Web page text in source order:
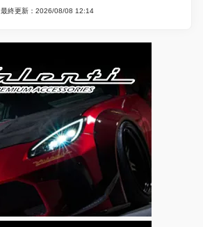
最終更新：2026/08/08 12:14